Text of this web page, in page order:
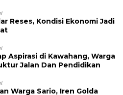
Reses, Kondisi Ekonomi Jadi
Aspirasi di Kawahang, Warga
Jalan Dan Pendidikan
Warga Sario, Iren Golda